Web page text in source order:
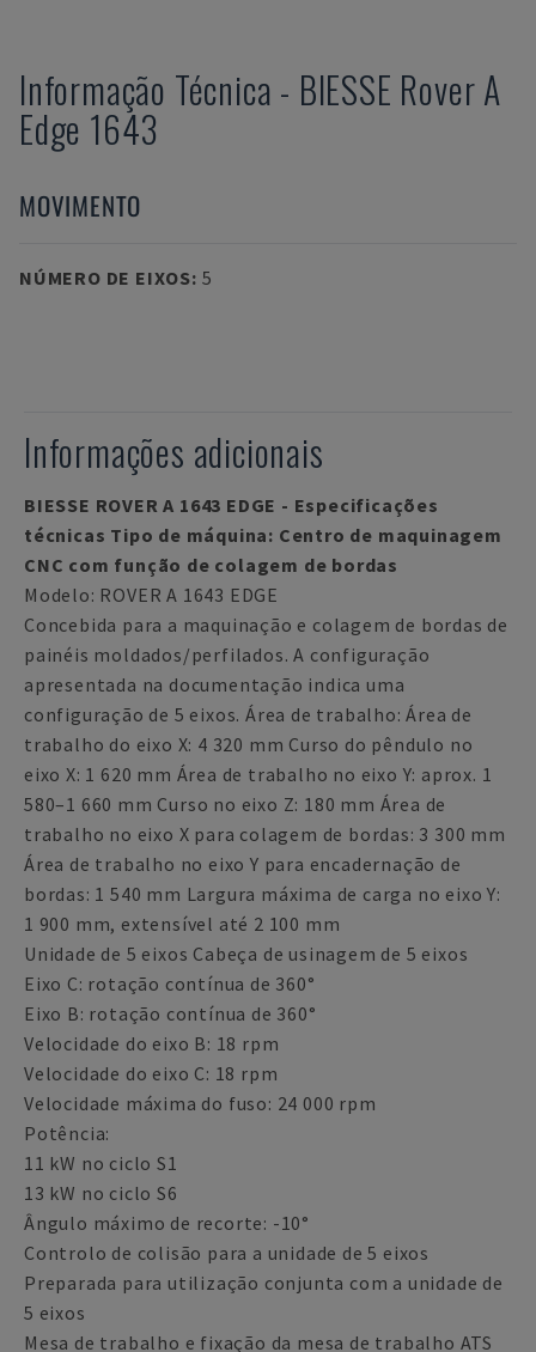
Informação Técnica - BIESSE Rover A
Edge 1643
MOVIMENTO
NÚMERO DE EIXOS: 5
Informações adicionais
BIESSE ROVER A 1643 EDGE - Especificações
técnicas Tipo de máquina: Centro de maquinagem
CNC com função de colagem de bordas
Modelo: ROVER A 1643 EDGE
Concebida para a maquinação e colagem de bordas de
painéis moldados/perfilados. A configuração
apresentada na documentação indica uma
configuração de 5 eixos. Área de trabalho: Área de
trabalho do eixo X: 4 320 mm Curso do pêndulo no
eixo X: 1 620 mm Área de trabalho no eixo Y: aprox. 1
580–1 660 mm Curso no eixo Z: 180 mm Área de
trabalho no eixo X para colagem de bordas: 3 300 mm
Área de trabalho no eixo Y para encadernação de
bordas: 1 540 mm Largura máxima de carga no eixo Y:
1 900 mm, extensível até 2 100 mm
Unidade de 5 eixos Cabeça de usinagem de 5 eixos
Eixo C: rotação contínua de 360°
Eixo B: rotação contínua de 360°
Velocidade do eixo B: 18 rpm
Velocidade do eixo C: 18 rpm
Velocidade máxima do fuso: 24 000 rpm
Potência:
11 kW no ciclo S1
13 kW no ciclo S6
Ângulo máximo de recorte: -10°
Controlo de colisão para a unidade de 5 eixos
Preparada para utilização conjunta com a unidade de
5 eixos
Mesa de trabalho e fixação da mesa de trabalho ATS